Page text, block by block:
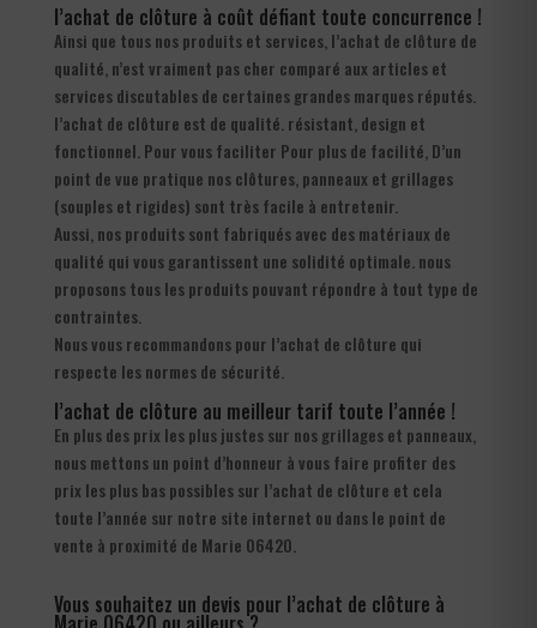
l’achat de clôture à coût défiant toute concurrence !
Ainsi que tous nos produits et services, l’achat de clôture de
qualité, n’est vraiment pas cher comparé aux articles et
services discutables de certaines grandes marques réputés.
l’achat de clôture est de qualité. résistant, design et
fonctionnel. Pour vous faciliter Pour plus de facilité, D’un
point de vue pratique nos clôtures, panneaux et grillages
(souples et rigides) sont très facile à entretenir.
Aussi, nos produits sont fabriqués avec des matériaux de
qualité qui vous garantissent une solidité optimale. nous
proposons tous les produits pouvant répondre à tout type de
contraintes.
Nous vous recommandons pour l’achat de clôture qui
respecte les normes de sécurité.
l’achat de clôture au meilleur tarif toute l’année !
En plus des prix les plus justes sur nos grillages et panneaux,
nous mettons un point d’honneur à vous faire profiter des
prix les plus bas possibles sur l’achat de clôture et cela
toute l’année sur notre site internet ou dans le point de
vente à proximité de Marie 06420.
Vous souhaitez un devis pour l’achat de clôture à